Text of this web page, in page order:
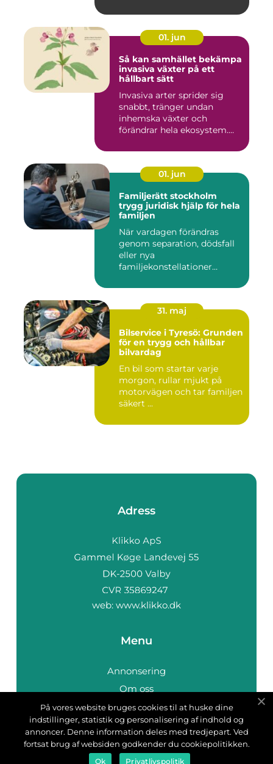
01. jun
Så kan samhället bekämpa
invasiva växter på ett
hållbart sätt
Invasiva arter sprider sig
snabbt, tränger undan
inhemska växter och
förändrar hela ekosystem.
01. jun
Familjerätt stockholm
trygg juridisk hjälp för hela
familjen
När vardagen förändras
genom separation, dödsfall
eller nya
familjekonstellationer
31. maj
Bilservice i Tyresö: Grunden
för en trygg och hållbar
bilvardag
En bil som startar varje
morgon, rullar mjukt på
motorvägen och tar familjen
säkert ...
Adress
web: www.klikko.dk
Menu
Annonsering
Om oss
Cookies
Kontakta oss
Sitemap
På vores website bruges cookies til at huske dine
indstillinger, statistik og personalisering af indhold og
annoncer. Denne information deles med tredjepart. Ved
fortsat brug af websiden godkender du cookiepolitikken.
Ok Privatlivspolitik